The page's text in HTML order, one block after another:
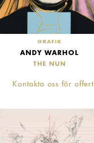
GRAFIK
ANDY WARHOL
THE NUN
Kontakta oss för offert